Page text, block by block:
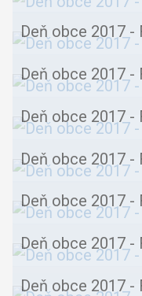
Deň obce 2017 -
Deň obce 2017 -
Deň obce 2017 -
Deň obce 2017 -
Deň obce 2017 -
Deň obce 2017 -
Deň obce 2017 -